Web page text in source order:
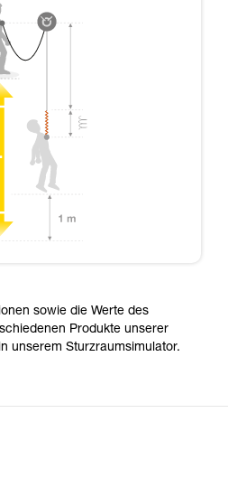
sowie die Werte des
Produkte unserer
unserem Sturzraumsimulator.